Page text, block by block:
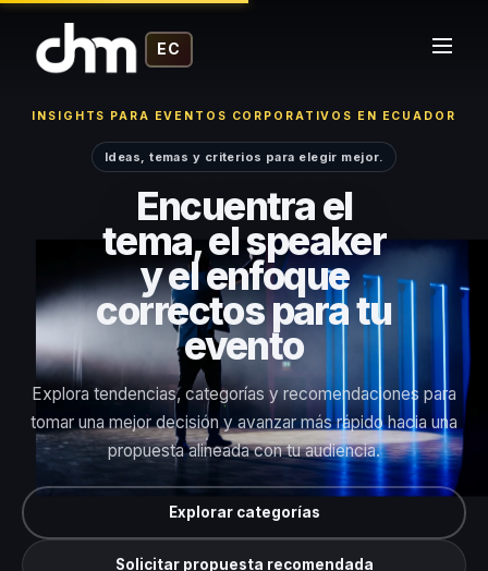
EC
INSIGHTS PARA EVENTOS CORPORATIVOS EN ECUADOR
Ideas, temas y criterios para elegir mejor.
Encuentra el
tema, el speaker
y el enfoque
correctos para tu
evento
Explora tendencias, categorías y recomendaciones para
tomar una mejor decisión y avanzar más rápido hacia una
propuesta alineada con tu audiencia.
Explorar categorías
Solicitar propuesta recomendada